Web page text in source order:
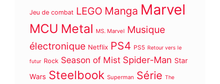
Jeu de combat LEGO Manga Marvel
MCU Metal MS. Marvel Musique
électronique Netflix PS4 PS5 Retour vers le
futur Rock Season of Mist Spider-Man Star
Wars Steelbook Superman Série The